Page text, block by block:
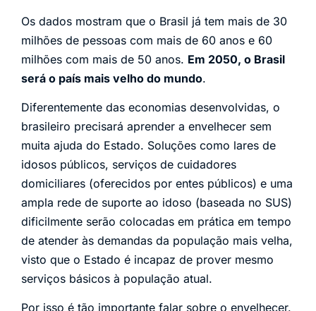
Os dados mostram que o Brasil já tem mais de 30
milhões de pessoas com mais de 60 anos e 60
milhões com mais de 50 anos. Em 2050, o Brasil
será o país mais velho do mundo.
Diferentemente das economias desenvolvidas, o
brasileiro precisará aprender a envelhecer sem
muita ajuda do Estado. Soluções como lares de
idosos públicos, serviços de cuidadores
domiciliares (oferecidos por entes públicos) e uma
ampla rede de suporte ao idoso (baseada no SUS)
dificilmente serão colocadas em prática em tempo
de atender às demandas da população mais velha,
visto que o Estado é incapaz de prover mesmo
serviços básicos à população atual.
Por isso é tão importante falar sobre o envelhecer.